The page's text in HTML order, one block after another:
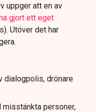
uppger att en av
gjort ett eget
Utöver det har
dialogpolis, drönare
personer,